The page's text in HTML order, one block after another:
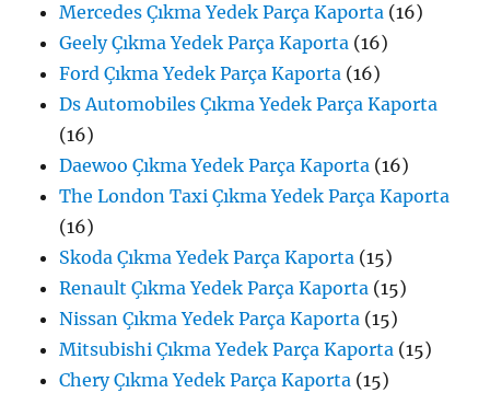
Mercedes Çıkma Yedek Parça Kaporta (16)
Geely Çıkma Yedek Parça Kaporta (16)
Ford Çıkma Yedek Parça Kaporta (16)
Ds Automobiles Çıkma Yedek Parça Kaporta
(16)
Daewoo Çıkma Yedek Parça Kaporta (16)
The London Taxi Çıkma Yedek Parça Kaporta
(16)
Skoda Çıkma Yedek Parça Kaporta (15)
Renault Çıkma Yedek Parça Kaporta (15)
Nissan Çıkma Yedek Parça Kaporta (15)
Mitsubishi Çıkma Yedek Parça Kaporta (15)
Chery Çıkma Yedek Parça Kaporta (15)